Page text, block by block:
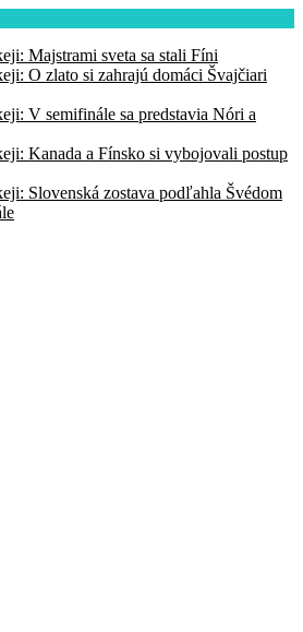
Majstrami sveta sa stali Fíni
O zlato si zahrajú domáci Švajčiari
V semifinále sa predstavia Nóri a
Kanada a Fínsko si vybojovali postup
Slovenská zostava podľahla Švédom